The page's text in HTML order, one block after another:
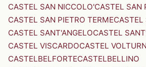
CASTEL SAN NICCOLO'CASTEL SAN
CASTEL SAN PIETRO TERMECASTEL
CASTEL SANT'ANGELOCASTEL
CASTEL VISCARDOCASTEL
CASTELBELFORTECASTELBELLINO